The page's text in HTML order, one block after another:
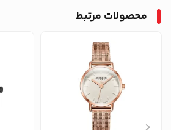
محصولات مرتبط